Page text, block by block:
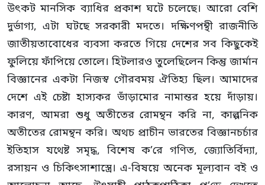
উৎকট মানসিক ব্যাধির প্রকাশ ঘটে চলেছে। আরো বেশি
দুর্ভাগ্য, এটা ঘটছে সরকারী মদতে। দক্ষিণপন্থী রাজনীতি
জাতীয়তাবোধের ব্যবসা করতে গিয়ে দেশের সব কিছুকেই
ফুলিয়ে ফাঁপিয়ে তোলে। হিটলারও তুলেছিলেন কিন্তু জার্মান
বিজ্ঞানের একটা নিজস্ব গৌরবময় ঐতিহ্য ছিল। আমাদের
দেশে এই চেষ্টা হাস্যকর ভাঁড়ামোর নামান্তর হয়ে দাঁড়ায়।
কারণ, আমরা শুধু অতীতের রোমন্থন করি না, কাল্পনিক
অতীতের রোমন্থন করি। অথচ প্রাচীন ভারতের বিজ্ঞানচর্চার
ইতিহাস যথেষ্ট সমৃদ্ধ, বিশেষ ক’রে গণিত, জ্যোতির্বিদ্যা,
রসায়ন ও চিকিৎসাশাস্ত্রে। এ-বিষয়ে অনেক মূল্যবান বই ও